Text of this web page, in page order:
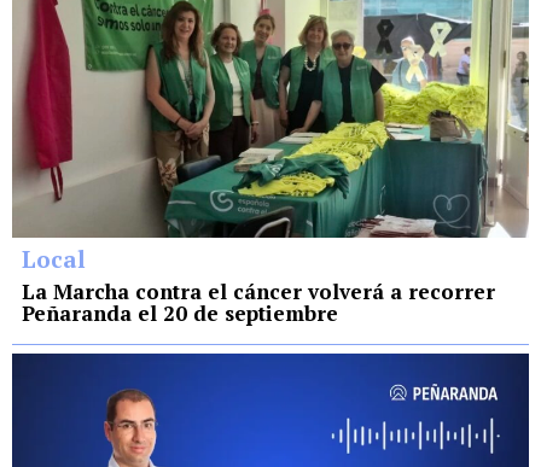
Local
La Marcha contra el cáncer volverá a recorrer
Peñaranda el 20 de septiembre